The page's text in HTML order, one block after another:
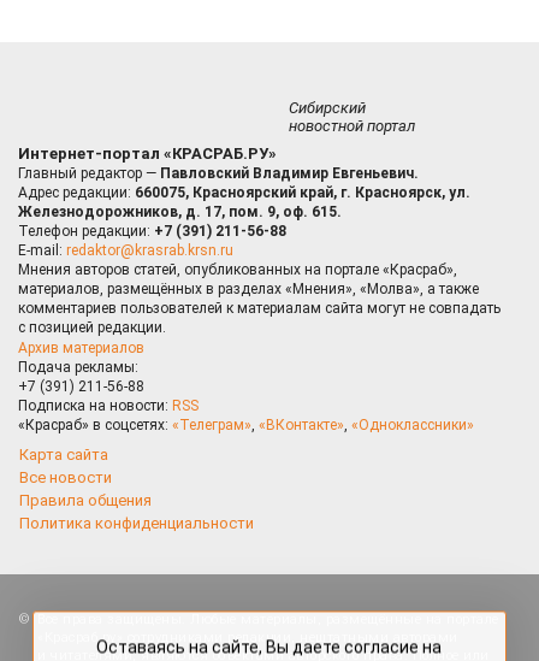
Сибирский
новостной портал
Интернет-портал «КРАСРАБ.РУ»
Главный редактор — Павловский Владимир Евгеньевич.
Адрес редакции: 660075, Красноярский край, г. Красноярск, ул.
Железнодорожников, д. 17, пом. 9, оф. 615.
Телефон редакции: +7 (391) 211-56-88
E-mail: redaktor@krasrab.krsn.ru
Мнения авторов статей, опубликованных на портале «Красраб»,
материалов, размещённых в разделах «Мнения», «Молва», а также
комментариев пользователей к материалам сайта могут не совпадать
с позицией редакции.
Архив материалов
Подача рекламы:
+7 (391) 211-56-88
Подписка на новости: RSS
«Красраб» в соцсетях: «Телеграм», «ВКонтакте», «Одноклассники»
Карта сайта
Все новости
Правила общения
Политика конфиденциальности
«Красраб.ру» сотрудниками редакции, нештатными авторами
и читателями, являются объектами авторского права. Полное или
повышения качества рекомендаций согласно